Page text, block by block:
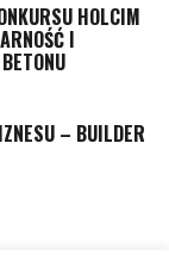
HOLCIM
I
– BUILDER